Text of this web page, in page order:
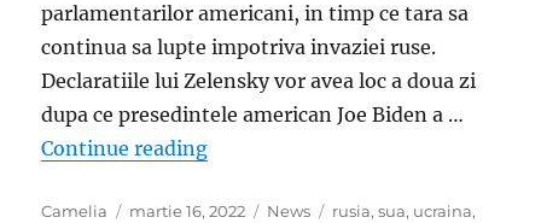
parlamentarilor americani, in timp ce tara sa
continua sa lupte impotriva invaziei ruse.
Declaratiile lui Zelensky vor avea loc a doua zi
dupa ce presedintele american Joe Biden a …
Continue reading„5 lucruri cheie de urmarit in
Author
Camelia
Posted
martie 16, 2022 Categories
News Tags
rusia,sua, ucraina,